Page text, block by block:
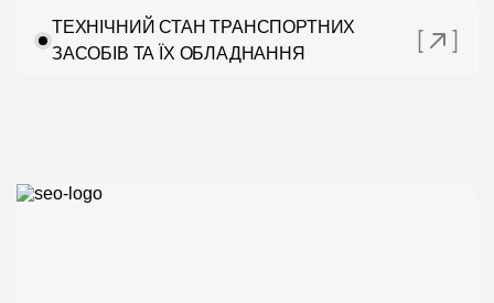
ТЕХНІЧНИЙ СТАН ТРАНСПОРТНИХ
ЗАСОБІВ ТА ЇХ ОБЛАДНАННЯ